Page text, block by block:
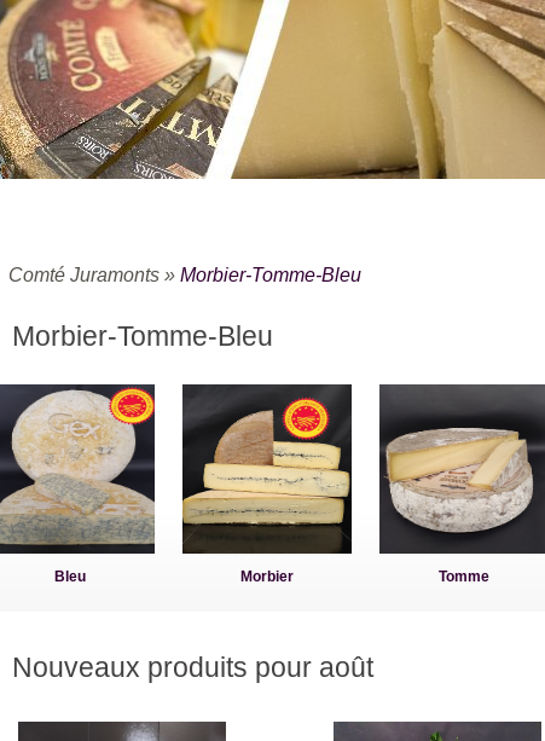
Comté Juramonts » Morbier-Tomme-Bleu
Morbier-Tomme-Bleu
Bleu Morbier Tomme
Nouveaux produits pour août